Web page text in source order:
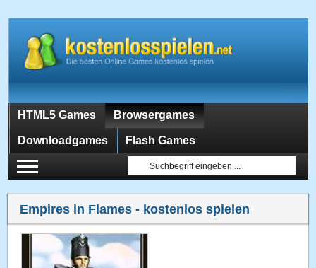
HTML5 Games Browsergames
Downloadgames Flash Games
Empires in Flames - kostenlos spielen